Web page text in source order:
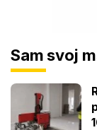
Sam svoj